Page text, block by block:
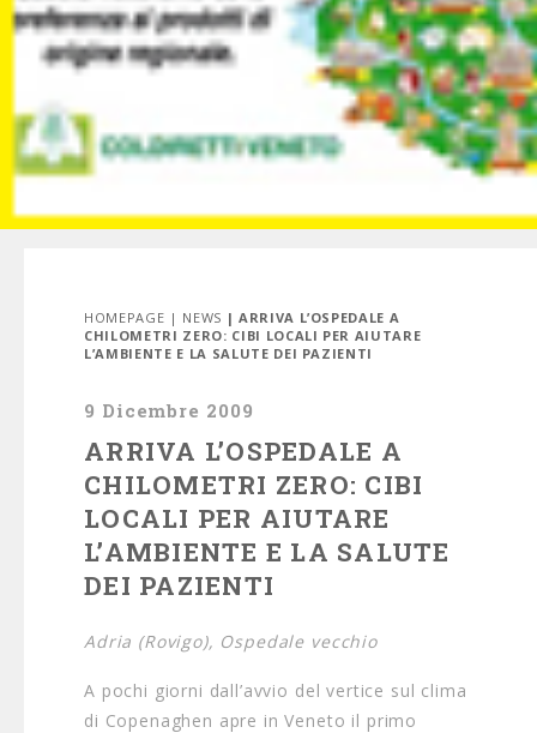
HOMEPAGE | NEWS | ARRIVA L’OSPEDALE A
CHILOMETRI ZERO: CIBI LOCALI PER AIUTARE
L’AMBIENTE E LA SALUTE DEI PAZIENTI
9 Dicembre 2009
ARRIVA L’OSPEDALE A
CHILOMETRI ZERO: CIBI
LOCALI PER AIUTARE
L’AMBIENTE E LA SALUTE
DEI PAZIENTI
Adria (Rovigo), Ospedale vecchio
A pochi giorni dall’avvio del vertice sul clima
di Copenaghen apre in Veneto il primo